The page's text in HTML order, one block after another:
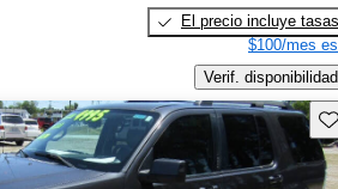
El precio incluye tasas
$100/mes
Verif. disponibilidad